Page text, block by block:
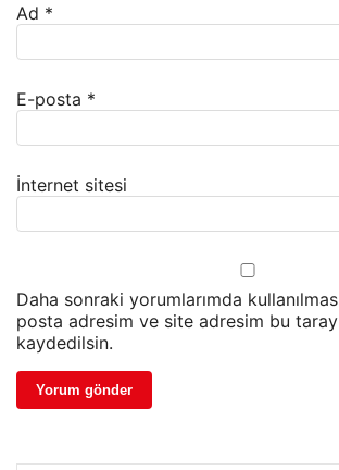
Ad *
E-posta *
İnternet sitesi
Daha sonraki yorumlarımda
posta adresim ve site adresim bu
kaydedilsin.